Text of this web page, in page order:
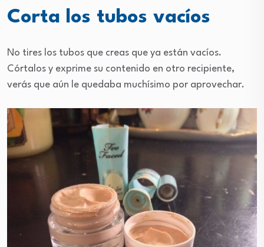
Corta los tubos vacíos
No tires los tubos que creas que ya están vacíos.
Córtalos y exprime su contenido en otro recipiente,
verás que aún le quedaba muchísimo por aprovechar.